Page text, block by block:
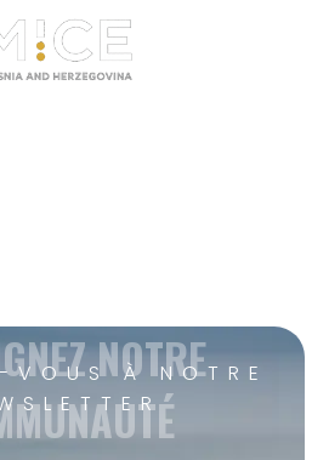
VOUS À NOTRE
NOTRE